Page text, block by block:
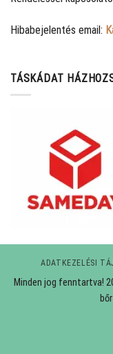
Hibabejelentés email:
TÁSKÁDAT
ADATKEZELÉSI
Minden jog fenntartva!